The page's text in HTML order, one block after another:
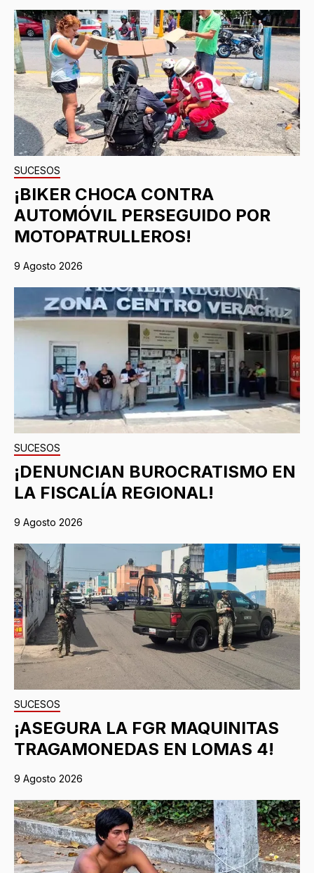
SUCESOS
¡BIKER CHOCA CONTRA
AUTOMÓVIL PERSEGUIDO POR
MOTOPATRULLEROS!
9 Agosto 2026
SUCESOS
¡DENUNCIAN BUROCRATISMO EN
LA FISCALÍA REGIONAL!
9 Agosto 2026
SUCESOS
¡ASEGURA LA FGR MAQUINITAS
TRAGAMONEDAS EN LOMAS 4!
9 Agosto 2026